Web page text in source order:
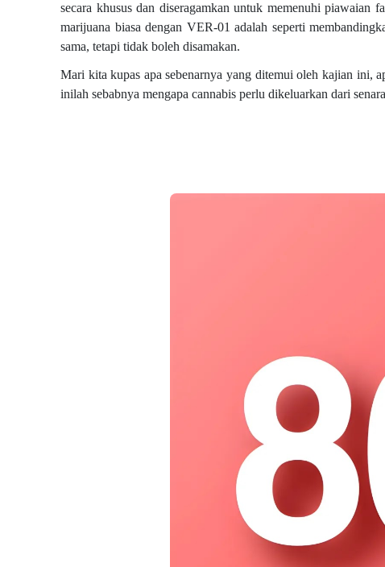
secara khusus dan diseragamkan untuk memenuhi piawaian
marijuana biasa dengan VER-01 adalah seperti
sama, tetapi tidak boleh disamakan.
Mari kita kupas apa sebenarnya yang ditemui oleh kajian ini,
inilah sebabnya mengapa cannabis perlu dikeluarkan dari